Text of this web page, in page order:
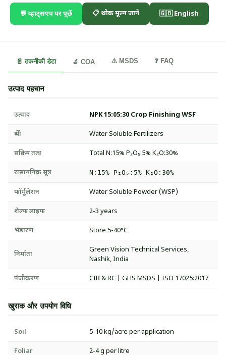
💬 व्हाट्सएप पर पूछें 📋 थोक मूल्य जानें 🇬🇧 English
📄 तकनीकी डेटा 🔬 COA ⚠️ MSDS ❓ FAQ
उत्पाद पहचान
उत्पाद NPK 15:05:30 Crop Finishing WSF
श्रेणी Water Soluble Fertilizers
सक्रिय तत्व Total N:15% P₂O₅:5% K₂O:30%
रासायनिक सूत्र N:15% P₂O₅:5% K₂O:30%
फॉर्मूलेशन Water Soluble Powder (WSP)
शेल्फ लाइफ 2-3 years
भंडारण Store 5-40°C
निर्माता
Green Vision Technical Services,
Nashik, India
पंजीकरण CIB & RC | GHS MSDS | ISO 17025:2017
खुराक और उपयोग विधि
Soil 5-10 kg/acre per application
Foliar 2-4 g per litre